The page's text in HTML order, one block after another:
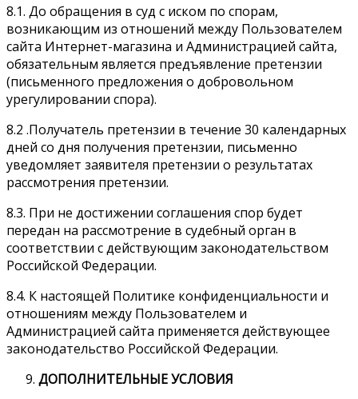
8.1. До обращения в суд с иском по спорам,
возникающим из отношений между Пользователем
сайта Интернет-магазина и Администрацией сайта,
обязательным является предъявление претензии
(письменного предложения о добровольном
урегулировании спора).
8.2 .Получатель претензии в течение 30 календарных
дней со дня получения претензии, письменно
уведомляет заявителя претензии о результатах
рассмотрения претензии.
8.3. При не достижении соглашения спор будет
передан на рассмотрение в судебный орган в
соответствии с действующим законодательством
Российской Федерации.
8.4. К настоящей Политике конфиденциальности и
отношениям между Пользователем и
Администрацией сайта применяется действующее
законодательство Российской Федерации.
ДОПОЛНИТЕЛЬНЫЕ УСЛОВИЯ